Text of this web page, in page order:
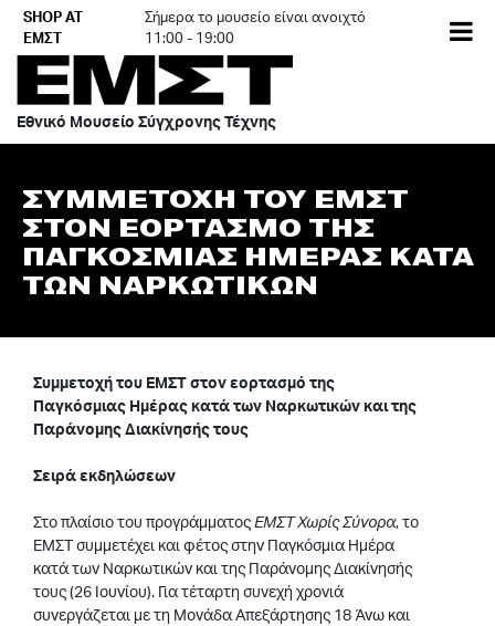
Skip
content
SHOP AT
ΕΜΣΤ
Σήμερα το μουσείο είναι ανοιχτό
11:00 - 19:00
Εθνικό Μουσείο Σύγχρονης Τέχνης
ΣΥΜΜΕΤΟΧΗ ΤΟΥ ΕΜΣΤ
ΣΤΟΝ ΕΟΡΤΑΣΜΟ ΤΗΣ
ΠΑΓΚΟΣΜΙΑΣ ΗΜΕΡΑΣ ΚΑΤΑ
ΤΩΝ ΝΑΡΚΩΤΙΚΩΝ
Συμμετοχή του ΕΜΣΤ στον εορτασμό της
Παγκόσμιας Ημέρας κατά των Ναρκωτικών και της
Παράνομης Διακίνησής τους
Σειρά εκδηλώσεων
Στο πλαίσιο του προγράμματος ΕΜΣΤ Χωρίς Σύνορα, το
EMΣΤ συμμετέχει και φέτος στην Παγκόσμια Ημέρα
κατά των Ναρκωτικών και της Παράνομης Διακίνησής
τους (26 Ιουνίου). Για τέταρτη συνεχή χρονιά
συνεργάζεται με τη Μονάδα Απεξάρτησης 18 Άνω και